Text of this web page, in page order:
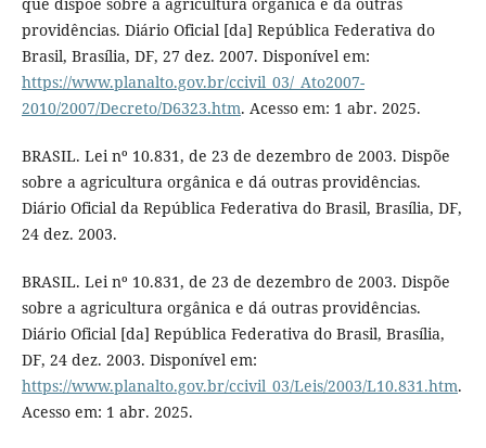
providências. Diário Oficial [da] República Federativa do
Brasil, Brasília, DF, 27 dez. 2007. Disponível em:
https://www.planalto.gov.br/ccivil_03/_Ato2007-
2010/2007/Decreto/D6323.htm. Acesso em: 1 abr. 2025.
BRASIL. Lei nº 10.831, de 23 de dezembro de 2003. Dispõe
sobre a agricultura orgânica e dá outras providências.
Diário Oficial da República Federativa do Brasil, Brasília, DF,
24 dez. 2003.
BRASIL. Lei nº 10.831, de 23 de dezembro de 2003. Dispõe
sobre a agricultura orgânica e dá outras providências.
Diário Oficial [da] República Federativa do Brasil, Brasília,
DF, 24 dez. 2003. Disponível em:
https://www.planalto.gov.br/ccivil_03/Leis/2003/L10.831.htm.
Acesso em: 1 abr. 2025.